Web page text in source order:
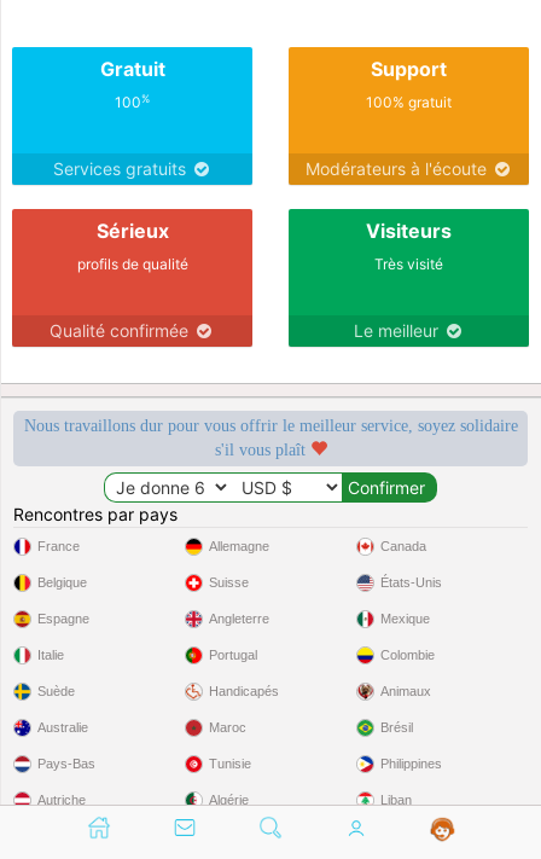
Gratuit
100%
Services gratuits
Support
100% gratuit
Modérateurs à l'écoute
Sérieux
profils de qualité
Qualité confirmée
Visiteurs
Très visité
Le meilleur
Nous travaillons dur pour vous offrir le meilleur service, soyez solidaire
s'il vous plaît
Rencontres par pays
France
Belgique
Espagne
Italie
Suède
Allemagne
Suisse
Angleterre
Portugal
Handicapés
Canada
États-Unis
Mexique
Colombie
Animaux
Australie
Pays-Bas
Autriche
Maroc
Tunisie
Algérie
Brésil
Philippines
Liban